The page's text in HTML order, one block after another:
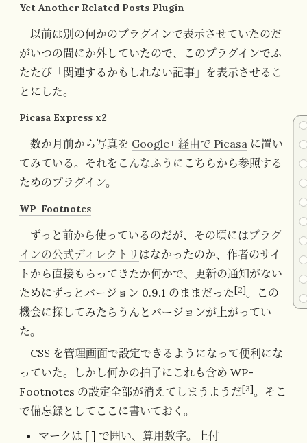
Yet Another Related Posts Plugin
以前は別の何かのプラグインで表示させていたのだ
がいつの間にか外していたので、このプラグインでふ
たたび「関連するかもしれない記事」を表示させるこ
とにした。
Picasa Express x2
数か月前から写真を Google+ 経由で Picasa に置い
てみている。それを こんなふうに こちらから参照する
ためのプラグイン。
WP-Footnotes
ずっと前から使っているのだが、その頃にはプラグ
インの公式ディレクトリ はなかったのか、作者のサイ
トから直接もらってきたか何かで、更新の通知がない
ためにずっとバージョン 0.9.1 のままだった[2]。この
機会に探してみたらうんとバージョンが上がってい
た。
CSS を管理画面で設定できるようになって便利にな
っていた。しかし何かの拍子にこれも含め WP-
Footnotes の設定全部が消えてしまうようだ[3]。そこ
で備忘録としてここに書いておく。
マークは [ ] で囲い、算用数字。上付